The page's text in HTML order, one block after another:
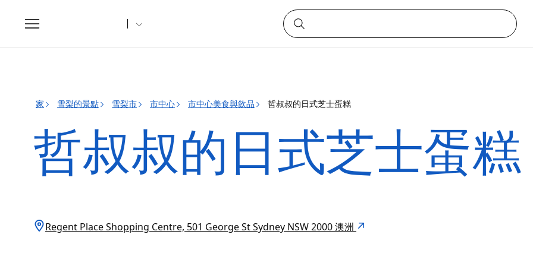
Toggle
navigation
家 雪梨的景點 雪梨市 市中心 市中心美食與飲品 哲叔叔的日式芝士蛋糕
哲叔叔的日式芝士蛋糕
Regent Place Shopping Centre, 501 George St Sydney NSW 2000 澳洲